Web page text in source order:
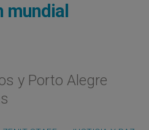
mundial
y Porto Alegre